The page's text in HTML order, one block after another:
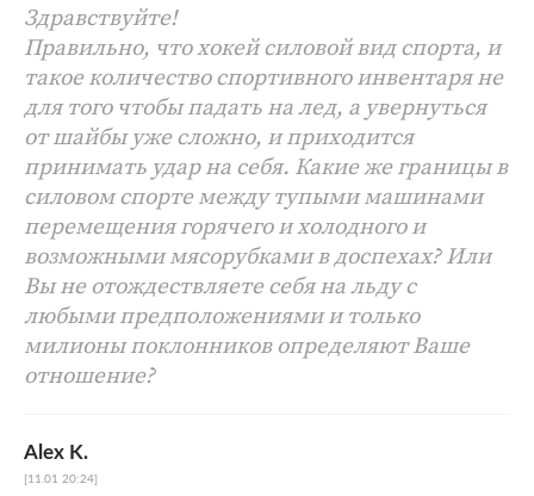
Здравствуйте!
Правильно, что хокей силовой вид спорта, и
такое количество спортивного инвентаря не
для того чтобы падать на лед, а увернуться
от шайбы уже сложно, и приходится
принимать удар на себя. Какие же границы в
силовом спорте между тупыми машинами
перемещения горячего и холодного и
возможными мясорубками в доспехах? Или
Вы не отождествляете себя на льду с
любыми предположениями и только
милионы поклонников определяют Ваше
отношение?
Alex K.
[11.01 20:24]